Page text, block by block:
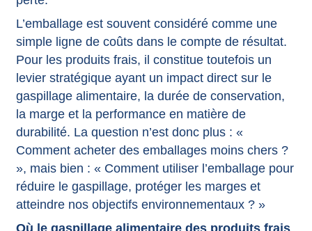
L’emballage est souvent considéré comme une
simple ligne de coûts dans le compte de résultat.
Pour les produits frais, il constitue toutefois un
levier stratégique ayant un impact direct sur le
gaspillage alimentaire, la durée de conservation,
la marge et la performance en matière de
durabilité. La question n’est donc plus : «
Comment acheter des emballages moins chers ?
», mais bien : « Comment utiliser l’emballage pour
réduire le gaspillage, protéger les marges et
atteindre nos objectifs environnementaux ? »
Où le gaspillage alimentaire des produits frais